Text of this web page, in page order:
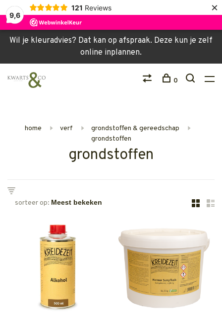
9,6
121 Reviews ×
Wil je kleuradvies? Dat kan op afspraak. Deze kun je zelf
online inplannen.
0
home verf
grondstoffen & gereedschap
grondstoffen
grondstoffen
sorteer op: